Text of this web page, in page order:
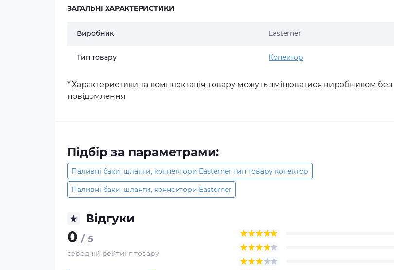
ЗАГАЛЬНІ ХАРАКТЕРИСТИКИ
Виробник Easterner
Тип товару Конектор
* Характеристики та комплектація товару можуть змінюватися виробником без
повідомлення
Підбір за параметрами:
Паливні баки, шланги, коннектори Easterner тип товару конектор
Паливні баки, шланги, коннектори Easterner
Відгуки
0 / 5
середній рейтинг товару